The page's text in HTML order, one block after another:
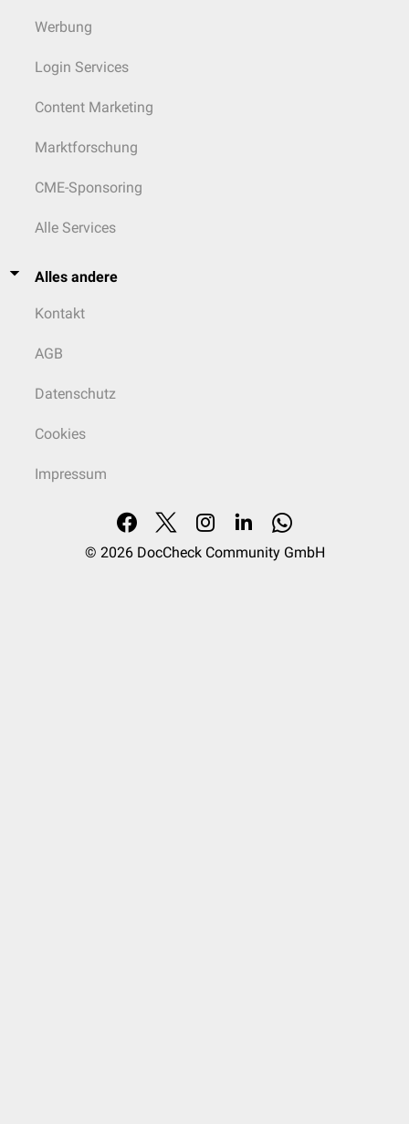
Werbung
Login Services
Content Marketing
Marktforschung
CME-Sponsoring
Alle Services
Alles andere
Kontakt
AGB
Datenschutz
Cookies
Impressum
© 2026 DocCheck Community GmbH